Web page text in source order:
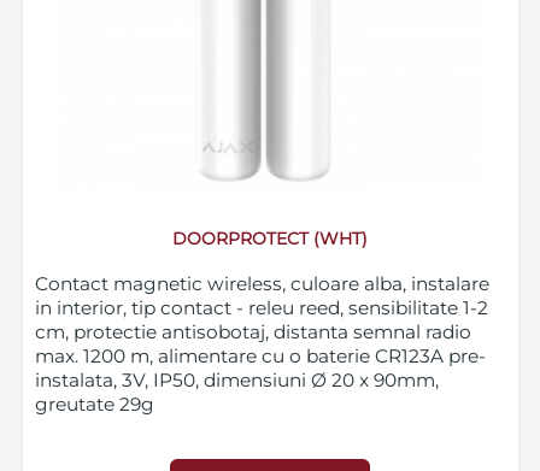
DOORPROTECT (WHT)
Contact magnetic wireless, culoare alba, instalare
in interior, tip contact - releu reed, sensibilitate 1-2
cm, protectie antisobotaj, distanta semnal radio
max. 1200 m, alimentare cu o baterie CR123A pre-
instalata, 3V, IP50, dimensiuni Ø 20 x 90mm,
greutate 29g